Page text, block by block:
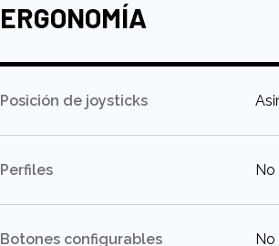
ERGONOMÍA
Posición de joysticks :
Perfiles :No
Botones configurables :No